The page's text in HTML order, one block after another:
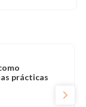
prácticas